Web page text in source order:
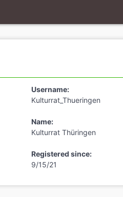
Username:
Kulturrat_Thueringen
Name:
Kulturrat Thüringen
Registered since:
9/15/21